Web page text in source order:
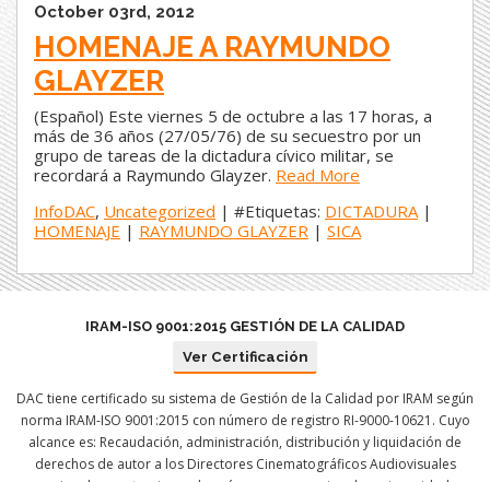
October 03rd, 2012
HOMENAJE A RAYMUNDO
GLAYZER
(Español) Este viernes 5 de octubre a las 17 horas, a
más de 36 años (27/05/76) de su secuestro por un
grupo de tareas de la dictadura cívico militar, se
recordará a Raymundo Glayzer. Read More
InfoDAC, Uncategorized | #Etiquetas: DICTADURA |
HOMENAJE | RAYMUNDO GLAYZER | SICA
IRAM-ISO 9001:2015 GESTIÓN DE LA CALIDAD
Ver Certificación
DAC tiene certificado su sistema de Gestión de la Calidad por IRAM según
norma IRAM-ISO 9001:2015 con número de registro RI-9000-10621. Cuyo
alcance es: Recaudación, administración, distribución y liquidación de
derechos de autor a los Directores Cinematográficos Audiovisuales